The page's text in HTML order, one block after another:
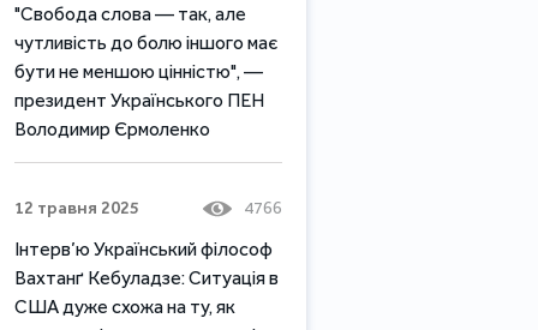
"Свобода слова — так, але
чутливість до болю іншого має
бути не меншою цінністю", —
президент Українського ПЕН
Володимир Єрмоленко
12 травня 2025 4766
Інтерв’ю Український філософ
Вахтанґ Кебуладзе: Ситуація в
США дуже схожа на ту, як